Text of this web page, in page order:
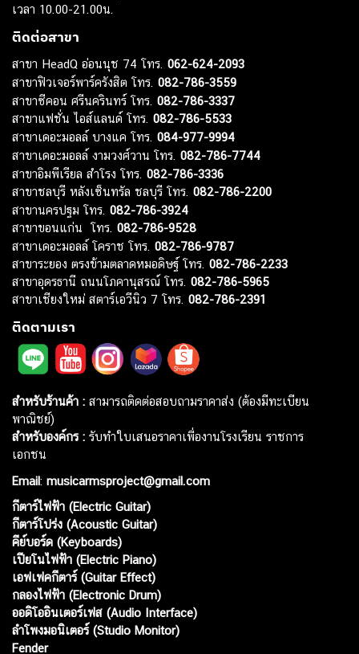
เวลา 10.00-21.00น.
ติดต่อสาขา
สาขา HeadQ อ่อนนุช 74 โทร. 062-624-2093
สาขาฟิวเจอร์พาร์ครังสิต โทร. 082-786-3559
สาขาซีคอน ศรีนครินทร์ โทร. 082-786-3337
สาขาแฟชั่น ไอส์แลนด์ โทร. 082-786-5533
สาขาเดอะมอลล์ บางแค โทร. 084-977-9994
สาขาเดอะมอลล์ งามวงศ์วาน โทร. 082-786-7744
สาขาอิมพีเรียล สำโรง โทร. 082-786-3336
สาขาชลบุรี หลังเซ็นทรัล ชลบุรี โทร. 082-786-2200
สาขานครปฐม โทร. 082-786-3924
สาขาขอนแก่น โทร. 082-786-9528
สาขาเดอะมอลล์ โคราช โทร. 082-786-9787
สาขาระยอง ตรงข้ามตลาดหมอดิษฐ์ โทร. 082-786-2233
สาขาอุดรธานี ถนนโภคานุสรณ์ โทร. 082-786-5965
สาขาเชียงใหม่ สตาร์เอวีนิว 7 โทร. 082-786-2391
ติดตามเรา
สำหรับร้านค้า : สามารถติดต่อสอบถามราคาส่ง (ต้องมีทะเบียน
พาณิชย์)
สำหรับองค์กร : รับทำใบเสนอราคาเพื่องานโรงเรียน ราชการ
เอกชน
Email: musicarmsproject@gmail.com
กีตาร์ไฟฟ้า (Electric Guitar)
กีตาร์โปร่ง (Acoustic Guitar)
คีย์บอร์ด (Keyboards)
เปียโนไฟฟ้า (Electric Piano)
เอฟเฟคกีตาร์ (Guitar Effect)
กลองไฟฟ้า (Electronic Drum)
ออดิโออินเตอร์เฟส (Audio Interface)
ลำโพงมอนิเตอร์ (Studio Monitor)
Fender